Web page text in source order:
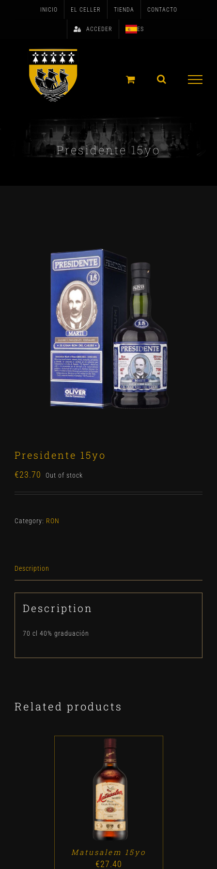
INICIO EL CELLER TIENDA CONTACTO
ACCEDER ES
Presidente 15yo
Presidente 15yo
€23.70 Out of stock
Category: RON
Description
Description
70 cl 40% graduación
Related products
ADD TO CART / DETALLES
Matusalem 15yo
€27.40